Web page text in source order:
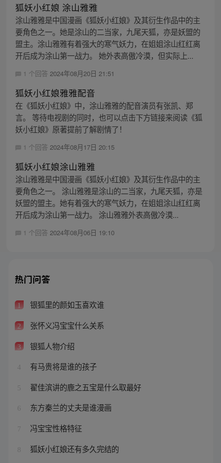
狐妖小红娘 涂山雅雅
涂山雅雅是中国漫画《狐妖小红娘》及其衍生作品中的主
要角色之一。她是涂山的二当家，九尾天狐，亦是妖盟的
盟主。涂山雅雅有着强大的寒气妖力，在姐姐涂山红红离
开后成为涂山第一战力。 她外表高傲冷漠，但实际上...
1 个回答 2024年08月20日 21:51
狐妖小红娘雅雅配音
在《狐妖小红娘》中，涂山雅雅的配音演员有张凯、郑
言。 等待电视剧的同时，也可以点击下方链接来阅读《狐
妖小红娘》原著提前了解剧情了！
1 个回答 2024年08月17日 20:15
狐妖小红娘涂山雅雅
涂山雅雅是中国漫画《狐妖小红娘》及其衍生作品中的主
要角色之一。 涂山雅雅是涂山的二当家，九尾天狐，亦是
妖盟的盟主。她有着强大的寒气妖力，在姐姐涂山红红离
开后成为涂山第一战力。 涂山雅雅外表高傲冷漠...
1 个回答 2024年08月06日 19:10
热门问答
1 银狐里的颜如玉喜欢谁
2 张怀义冯宝宝什么关系
3 银狐人物介绍
4 有马贵将是谁的孩子
5 翟佳滨讲的鹿之五宝是什么取最好
6 东方秦兰的丈夫是谁漫画
7 冯宝宝性格特征
8 狐妖小红娘还有多久完结的